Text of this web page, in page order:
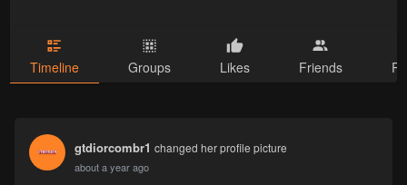
Timeline Groups Likes Friends
gtdiorcombr1 changed her profile picture
about a year ago